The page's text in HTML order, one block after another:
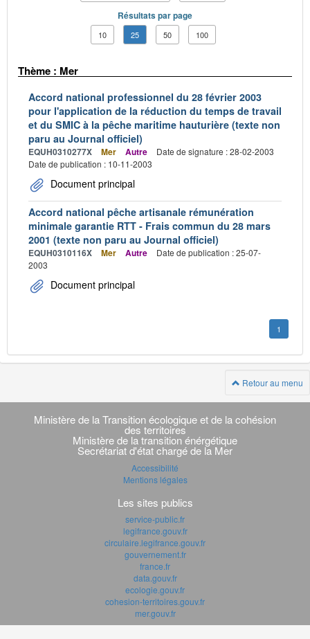
Résultats par page
10 25 50 100
Thème : Mer
Accord national professionnel du 28 février 2003
pour l'application de la réduction du temps de travail
et du SMIC à la pêche maritime hauturière (texte non
paru au Journal officiel)
EQUH0310277X Mer Autre
Date de signature : 28-02-2003
Date de publication : 10-11-2003
Document principal
Accord national pêche artisanale rémunération
minimale garantie RTT - Frais commun du 28 mars
2001 (texte non paru au Journal officiel)
EQUH0310116X Mer Autre
Date de publication : 25-07-
2003
Document principal
1
Retour au menu
Navigation
transverse
Ministère de la Transition écologique et de la cohésion
des territoires
Ministère de la transition énérgétique
Secrétariat d'état chargé de la Mer
Accessibilité
Mentions légales
Les sites publics
service-public.fr
legifrance.gouv.fr
circulaire.legifrance.gouv.fr
gouvernement.fr
france.fr
data.gouv.fr
ecologie.gouv.fr
cohesion-territoires.gouv.fr
mer.gouv.fr